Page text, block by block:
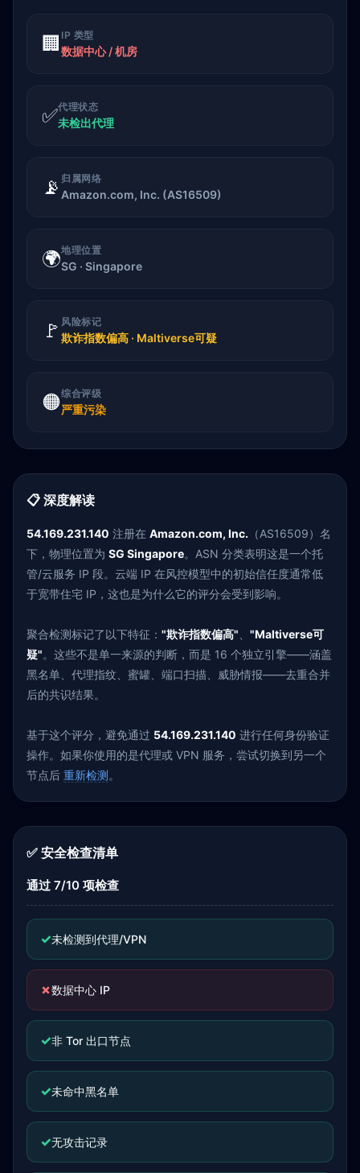
🏢 IP 类型
数据中心 / 机房
✅代理状态
未检出代理
📡 归属网络
Amazon.com, Inc. (AS16509)
🌍地理位置
SG · Singapore
🚩 风险标记
欺诈指数偏高 · Maltiverse可疑
🟠综合评级
严重污染
📋 深度解读
54.169.231.140 注册在 Amazon.com, Inc. （AS16509）名
下，物理位置为 SG Singapore。ASN 分类表明这是一个托
管/云服务 IP 段。云端 IP 在风控模型中的初始信任度通常低
于宽带住宅 IP，这也是为什么它的评分会受到影响。
聚合检测标记了以下特征： "欺诈指数偏高"
"Maltiverse可
疑"。这些不是单一来源的判断，而是 16 个独立引擎——涵盖
黑名单、代理指纹、蜜罐、端口扫描、威胁情报——去重合并
后的共识结果。
基于这个评分，避免通过 54.169.231.140 进行任何身份验证
操作。如果你使用的是代理或 VPN 服务，尝试切换到另一个
节点后 重新检测。
✅ 安全检查清单
通过 7/10 项检查
✓未检测到代理/VPN
✗数据中心 IP
✓非 Tor 出口节点
✓未命中黑名单
✓无攻击记录